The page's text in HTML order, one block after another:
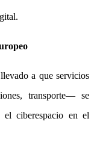
a que servicios
transporte— se
el ciberespacio en el